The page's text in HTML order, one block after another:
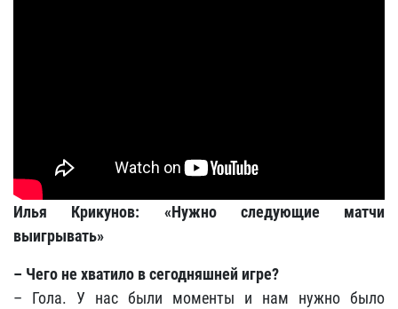
Илья Крикунов: «Нужно следующие матчи
выигрывать»
– Чего не хватило в сегодняшней игре?
– Гола. У нас были моменты и нам нужно было